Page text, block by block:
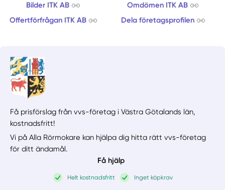
Bilder ITK AB
Omdömen ITK AB
Offertförfrågan ITK AB
Dela företagsprofilen
Få prisförslag från vvs-företag i Västra Götalands län,
kostnadsfritt!
Vi på Alla Rörmokare kan hjälpa dig hitta rätt vvs-företag
för ditt ändamål.
Få hjälp
Helt kostnadsfritt Inget köpkrav